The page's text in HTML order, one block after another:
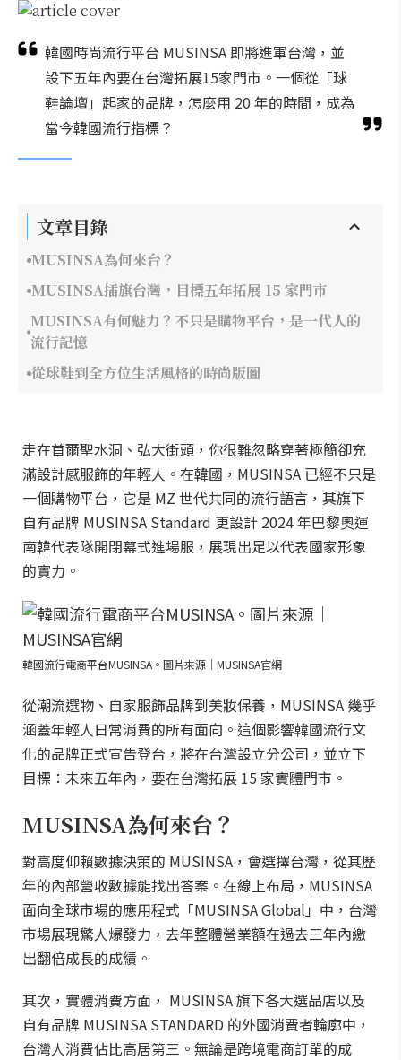
韓國時尚流行平台 MUSINSA 即將進軍台灣，並
設下五年內要在台灣拓展15家門市。一個從「球
鞋論壇」起家的品牌，怎麼用 20 年的時間，成為
當今韓國流行指標？
文章目錄
MUSINSA為何來台？
MUSINSA插旗台灣，目標五年拓展 15 家門市
MUSINSA有何魅力？不只是購物平台，是一代人的
流行記憶
從球鞋到全方位生活風格的時尚版圖
走在首爾聖水洞、弘大街頭，你很難忽略穿著極簡卻充
滿設計感服飾的年輕人。在韓國，MUSINSA 已經不只是
一個購物平台，它是 MZ 世代共同的流行語言，其旗下
自有品牌 MUSINSA Standard 更設計 2024 年巴黎奧運
南韓代表隊開閉幕式進場服，展現出足以代表國家形象
的實力。
韓國流行電商平台MUSINSA。圖片來源｜MUSINSA官網
從潮流選物、自家服飾品牌到美妝保養，MUSINSA 幾乎
涵蓋年輕人日常消費的所有面向。這個影響韓國流行文
化的品牌正式宣告登台，將在台灣設立分公司，並立下
目標：未來五年內，要在台灣拓展 15 家實體門市。
MUSINSA為何來台？
對高度仰賴數據決策的 MUSINSA，會選擇台灣，從其歷
年的內部營收數據能找出答案。在線上布局，MUSINSA
面向全球市場的應用程式「MUSINSA Global」中，台灣
市場展現驚人爆發力，去年整體營業額在過去三年內繳
出翻倍成長的成績。
其次，實體消費方面， MUSINSA 旗下各大選品店以及
自有品牌 MUSINSA STANDARD 的外國消費者輪廓中，
台灣人消費佔比高居第三。無論是跨境電商訂單的成